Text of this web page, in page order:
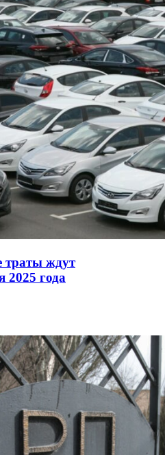
траты ждут
2025 года